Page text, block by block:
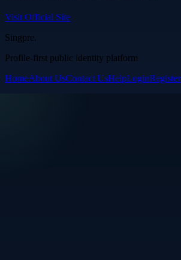
Visit Official Site
Singpre.
Profile-first public identity platform
HomeAbout UsContact UsHelpLoginRegister